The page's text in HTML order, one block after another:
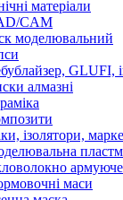
матеріали
CAM
моделювальний
GLUFI,
алмазні
ізолятори,
армуюче
маси